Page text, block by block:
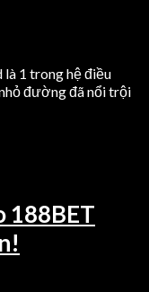
là 1 trong hệ điều
đường đã nổi trội
188BET